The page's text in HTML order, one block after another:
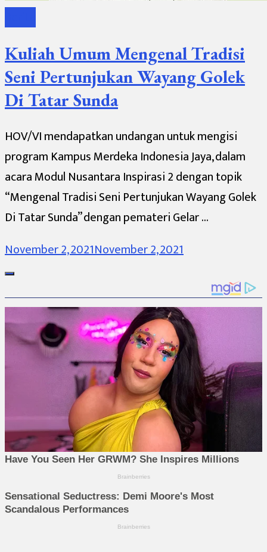
Kuliah Umum Mengenal Tradisi
Seni Pertunjukan Wayang Golek
Di Tatar Sunda
HOV/VI mendapatkan undangan untuk mengisi
program Kampus Merdeka Indonesia Jaya, dalam
acara Modul Nusantara Inspirasi 2 dengan topik
“Mengenal Tradisi Seni Pertunjukan Wayang Golek
Di Tatar Sunda” dengan pemateri Gelar …
November 2, 2021November 2, 2021